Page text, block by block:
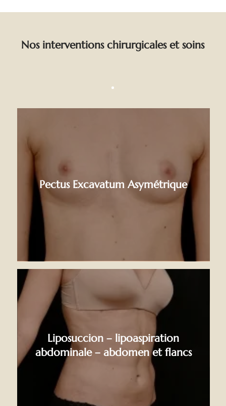
Nos interventions chirurgicales et soins
Pectus Excavatum Asymétrique
Liposuccion – lipoaspiration
abdominale – abdomen et flancs